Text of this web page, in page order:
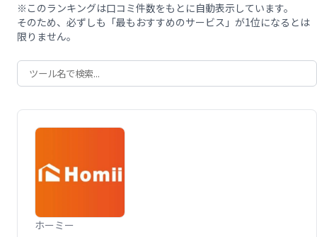
※このランキングは口コミ件数をもとに自動表示しています。
そのため、必ずしも「最もおすすめのサービス」が1位になるとは
限りません。
ホーミー